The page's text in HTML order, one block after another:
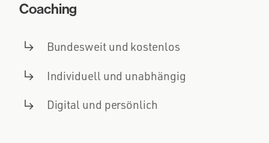
Coaching
Bundesweit und kostenlos
Individuell und unabhängig
Digital und persönlich